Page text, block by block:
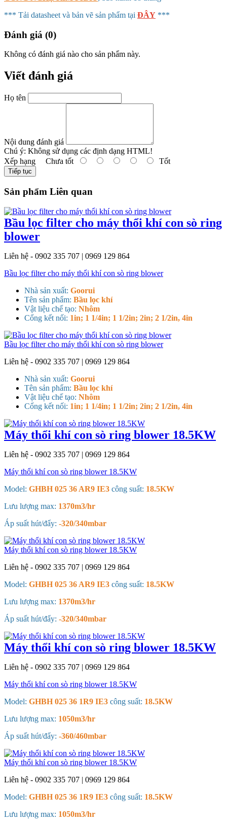
*** Tải datasheet và bản vẽ sản phẩm tại ĐÂY ***
Đánh giá (0)
Không có đánh giá nào cho sản phẩm này.
Viết đánh giá
Họ tên
Nội dung đánh giá
Chú ý: Không sử dụng các định dạng HTML!
Xếp hạng Chưa tốt Tốt
Tiếp tục
Sản phẩm Liên quan
Bầu lọc filter cho máy thổi khí con sò ring
blower
Liên hệ - 0902 335 707 | 0969 129 864
Bầu lọc filter cho máy thổi khí con sò ring blower
Nhà sản xuất: Goorui
Tên sản phẩm: Bầu lọc khí
Vật liệu chế tạo: Nhôm
Cổng kết nối: 1in; 1 1/4in; 1 1/2in; 2in; 2 1/2in, 4in
Bầu lọc filter cho máy thổi khí con sò ring blower
Liên hệ - 0902 335 707 | 0969 129 864
Nhà sản xuất: Goorui
Tên sản phẩm: Bầu lọc khí
Vật liệu chế tạo: Nhôm
Cổng kết nối: 1in; 1 1/4in; 1 1/2in; 2in; 2 1/2in, 4in
Máy thổi khí con sò ring blower 18.5KW
Liên hệ - 0902 335 707 | 0969 129 864
Máy thổi khí con sò ring blower 18.5KW
Model: GHBH 025 36 AR9 IE3 công suất: 18.5KW
Lưu lượng max: 1370m3/hr
Áp suất hút/đẩy: -320/340mbar
Máy thổi khí con sò ring blower 18.5KW
Liên hệ - 0902 335 707 | 0969 129 864
Model: GHBH 025 36 AR9 IE3 công suất: 18.5KW
Lưu lượng max: 1370m3/hr
Áp suất hút/đẩy: -320/340mbar
Máy thổi khí con sò ring blower 18.5KW
Liên hệ - 0902 335 707 | 0969 129 864
Máy thổi khí con sò ring blower 18.5KW
Model: GHBH 025 36 1R9 IE3 công suất: 18.5KW
Lưu lượng max: 1050m3/hr
Áp suất hút/đẩy: -360/460mbar
Máy thổi khí con sò ring blower 18.5KW
Liên hệ - 0902 335 707 | 0969 129 864
Model: GHBH 025 36 1R9 IE3 công suất: 18.5KW
Lưu lượng max: 1050m3/hr